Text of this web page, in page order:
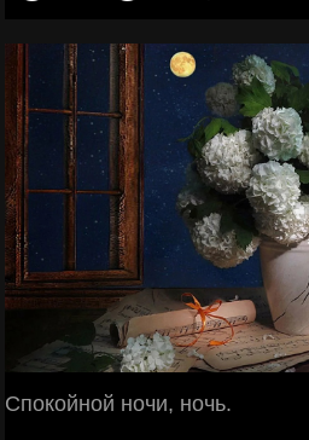
Спокойной ночи, ночь.